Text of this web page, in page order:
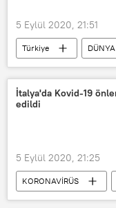
5 Eylül 2020, 21:51
Türkiye DÜNYA
POLİTİKA
Dışişleri Bakanlığı
Sırbistan
İtalya'da Kovid-19
edildi
5 Eylül 2020, 21:25
KORONAVİRÜS
Avrupa
DÜNYA